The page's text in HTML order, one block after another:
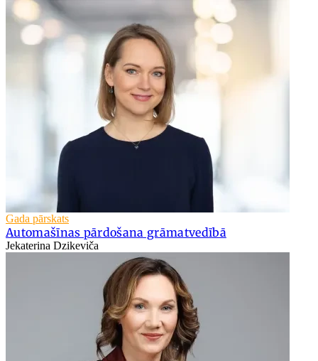
Gada pārskats
Automašīnas pārdošana grāmatvedībā
Jekaterina Dzikeviča